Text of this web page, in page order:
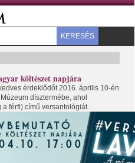
KERESÉS
költészet napjára
érdeklődőt 2016. április 10-én
dísztermébe, ahol
férfi) című versantológiát.